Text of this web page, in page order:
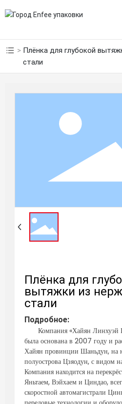
Плёнка для глубокой
стали
Плёнка для
вытяжки из
стали
Подробное:
Компания «Хайян Линхуэй
была основана в 2007 году и
Хайян провинции Шаньдун, на
полуострова Цзяодун, с видом
Компания находится на
Яньтаем, Вэйхаем и Циндао,
скоростной автомагистрали